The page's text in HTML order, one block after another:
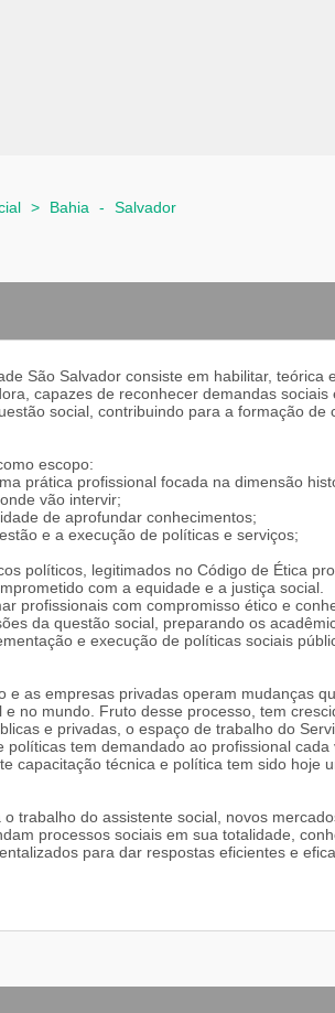
> Bahia - Salvador
São Salvador consiste em habilitar, teórica
capazes de reconhecer demandas
social, contribuindo para a formação de
escopo:
prática profissional focada na dimensão
vão intervir;
de aprofundar conhecimentos;
e a execução de políticas e serviços;
políticos, legitimados no Código de Ética
com a equidade e a justiça social.
profissionais com compromisso ético e
da questão social, preparando os
e execução de políticas sociais
e as empresas privadas operam mudanças
no mundo. Fruto desse processo, tem
e privadas, o espaço de trabalho do
tem demandado ao profissional cada
capacitação técnica e política tem sido hoje
trabalho do assistente social, novos
processos sociais em sua totalidade,
para dar respostas eficientes e
Salvador, são:
social e assistência social em todas as